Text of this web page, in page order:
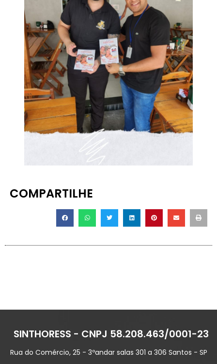
COMPARTILHE
SINTHORESS - CNPJ 58.208.463/0001-23
Rua do Comércio, 25 - 3ºandar salas 301 a 306 Santos - SP